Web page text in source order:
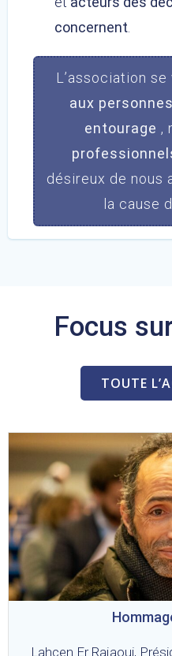
concernent.
L’association
aux
entourage ,
désireux de nous
la cause
Focus
TOUTE
Lahcen Er Rajaoui,